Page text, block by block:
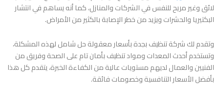
لائق وغير مريح للنفس في الشركات والمنازل، كما أنه يساهم في انتشار
البكتيريا والحشرات ويزيد من خطر الإصابة بالكثير من الأمراض.
وتقدم لكشركة تنظيف بجدة بأسعار معقولةحل شامل لهذه المشكلة،
وتستخدم أحدث المعدات ومواد تنظيف بأمان تام على الصحة وفريق من
الفنيين والعمال لديهم مستويات عالية من الكفاءة الخبرة، يتقدم كل هذا
بأفضل الأسعار التنافسية وخصومات فائقة.